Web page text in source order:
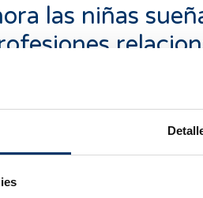
las niñas
haber soñado siempre con
antiguamente no se nos daban
hacia la vertiente científica sino